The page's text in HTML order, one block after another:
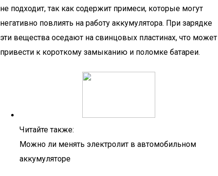
не подходит, так как содержит примеси, которые могут
негативно повлиять на работу аккумулятора. При зарядке
эти вещества оседают на свинцовых пластинах, что может
привести к короткому замыканию и поломке батареи.
Читайте также:
Можно ли менять электролит в автомобильном
аккумуляторе